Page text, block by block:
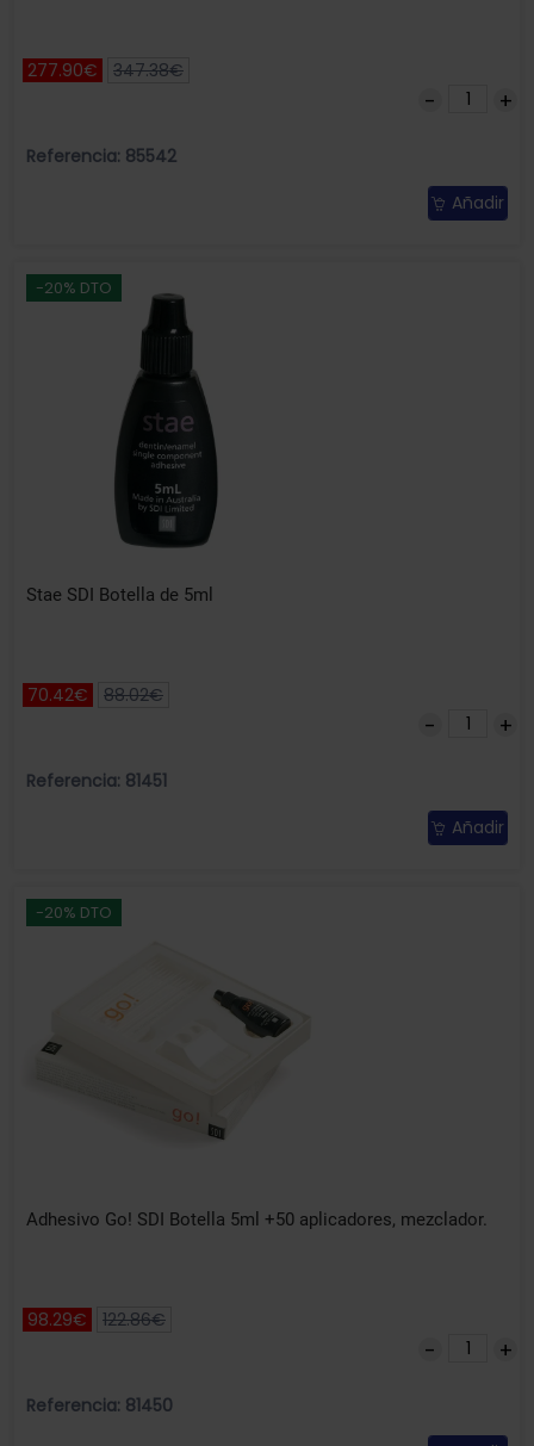
277.90€ 347.38€
Referencia: 85542
Añadir
-20% DTO
Stae SDI Botella de 5ml
70.42€ 88.02€
Referencia: 81451
Añadir
-20% DTO
Adhesivo Go! SDI Botella 5ml +50 aplicadores, mezclador.
98.29€ 122.86€
Referencia: 81450